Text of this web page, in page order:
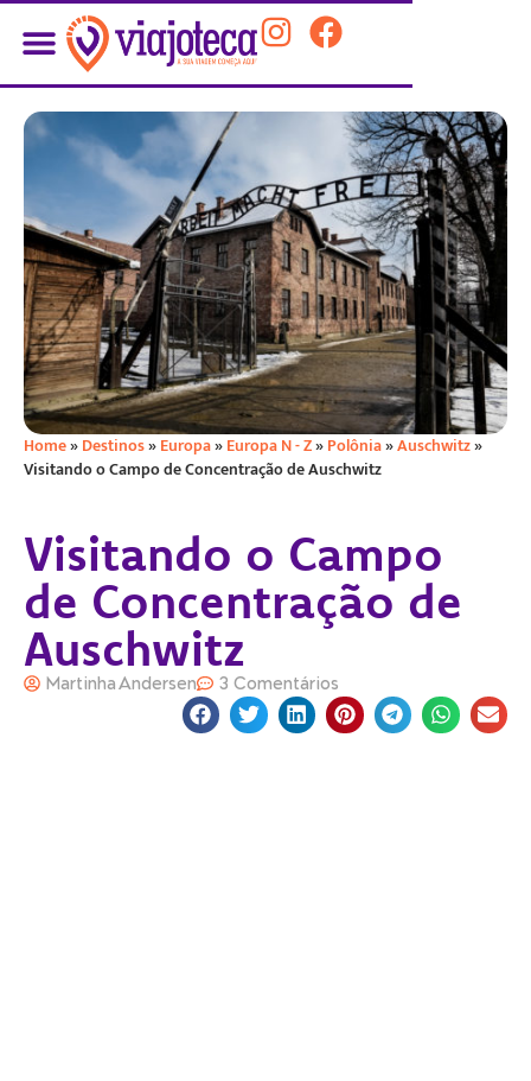
Home»Destinos»Europa»Europa N - Z»Polônia»Auschwitz»
Visitando o Campo de Concentração de Auschwitz
Visitando o Campo
de Concentração de
Auschwitz
Martinha Andersen 3 Comentários